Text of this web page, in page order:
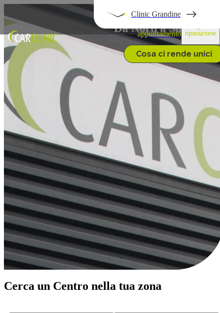
appuntamento riparazione
Clinic Grandine
Da Nord a Sud,
Cosa ci rende unici
Cerca un Centro nella tua zona